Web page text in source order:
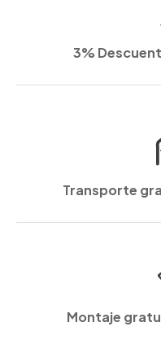
3%
Transporte
Montaje